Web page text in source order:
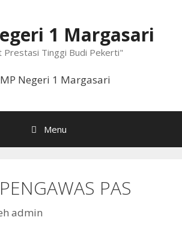
1 Margasari
Prestasi Tinggi Budi Pekerti"
Menu
PAS
admin